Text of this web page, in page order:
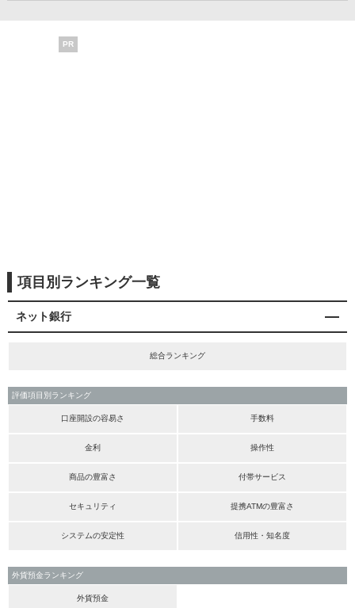
PR
項目別ランキング一覧
ネット銀行
総合ランキング
評価項目別ランキング
口座開設の容易さ 手数料
金利 操作性
商品の豊富さ 付帯サービス
セキュリティ 提携ATMの豊富さ
システムの安定性 信用性・知名度
外貨預金ランキング
外貨預金